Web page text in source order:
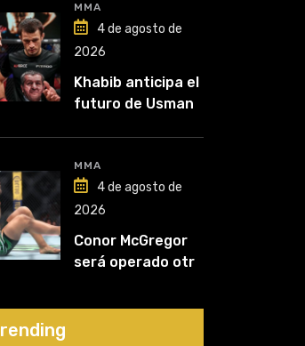
MMA
4 de agosto de
2026
Khabib anticipa el
futuro de Usman
liga competirá”
MMA
4 de agosto de
2026
Conor McGregor
será operado otra
cirugía número